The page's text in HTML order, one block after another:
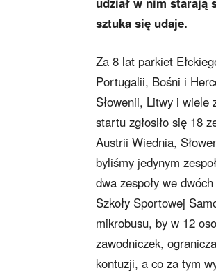
sztuka się udaje.
Za 8 lat parkiet
Portugalii, Bośni i
Słowenii, Litwy i wiele
startu zgłosiło się 18
Austrii Wiednia,
byliśmy jedynym
dwa zespoły we
Szkoły Sportowej
mikrobusu, by w 12
zawodniczek,
kontuzji, a co za tym